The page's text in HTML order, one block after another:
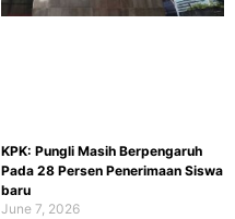
KPK: Pungli Masih Berpengaruh
Pada 28 Persen Penerimaan Siswa
baru
June 7, 2026